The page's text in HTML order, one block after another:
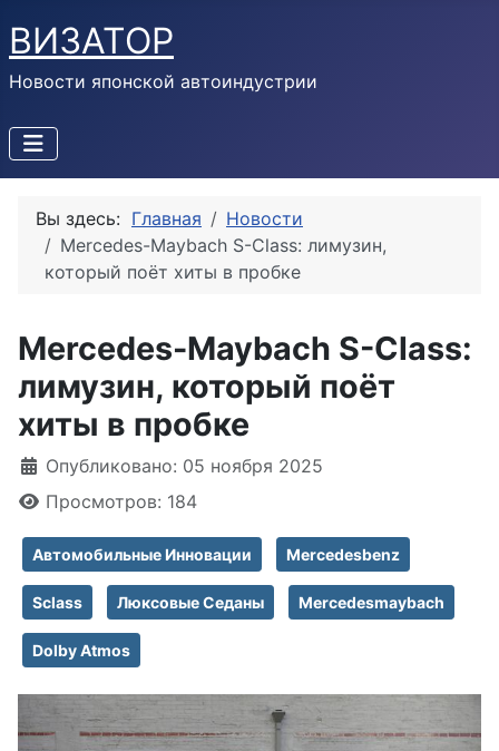
ВИЗАТОР
Новости японской автоиндустрии
Вы здесь: Главная
Новости
Mercedes-Maybach S-Class: лимузин,
который поёт хиты в пробке
Mercedes-Maybach S-Class:
лимузин, который поёт
хиты в пробке
Информация о материале
Опубликовано: 05 ноября 2025
Просмотров: 184
Автомобильные Инновации Mercedesbenz
Sclass Люксовые Седаны Mercedesmaybach
Dolby Atmos